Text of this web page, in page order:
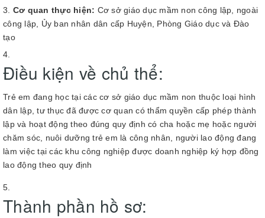
Cơ quan thực hiện: Cơ sở giáo dục mầm non công lập, ngoài
công lập, Ủy ban nhân dân cấp Huyện, Phòng Giáo dục và Đào
tạo
Điều kiện về chủ thể:
Trẻ em đang học tại các cơ sở giáo dục mầm non thuộc loại hình
dân lập, tư thục đã được cơ quan có thẩm quyền cấp phép thành
lập và hoạt động theo đúng quy định có cha hoặc mẹ hoặc người
chăm sóc, nuôi dưỡng trẻ em là công nhân, người lao động đang
làm việc tại các khu công nghiệp được doanh nghiệp ký hợp đồng
lao động theo quy định
Thành phần hồ sơ: